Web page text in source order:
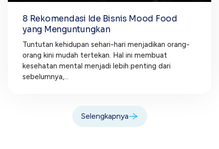
8 Rekomendasi Ide Bisnis Mood Food
yang Menguntungkan
Tuntutan kehidupan sehari-hari menjadikan orang-
orang kini mudah tertekan. Hal ini membuat
kesehatan mental menjadi lebih penting dari
sebelumnya,...
Selengkapnya